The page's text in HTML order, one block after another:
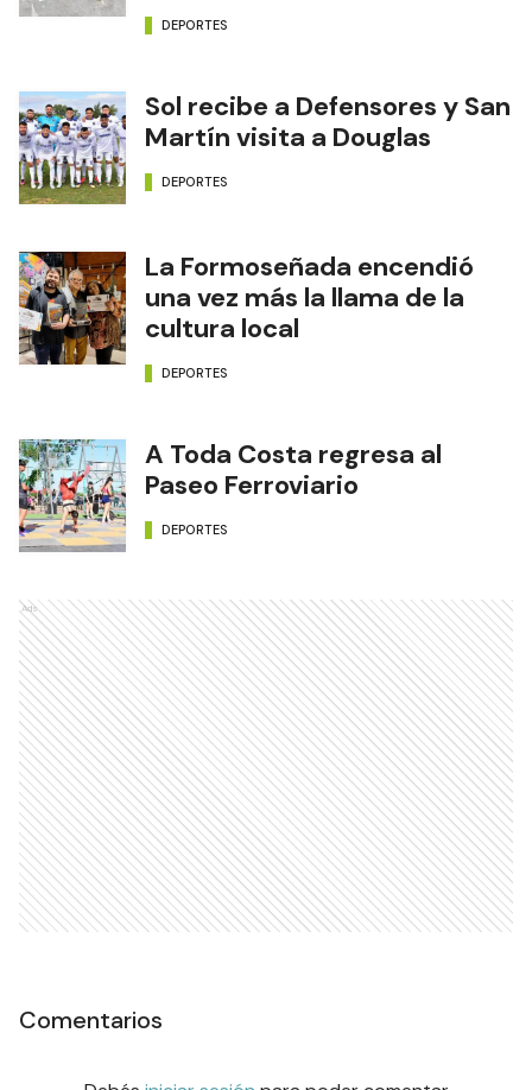
DEPORTES
Sol recibe a Defensores y San
Martín visita a Douglas
DEPORTES
La Formoseñada encendió
una vez más la llama de la
cultura local
DEPORTES
A Toda Costa regresa al
Paseo Ferroviario
DEPORTES
Ads
Comentarios